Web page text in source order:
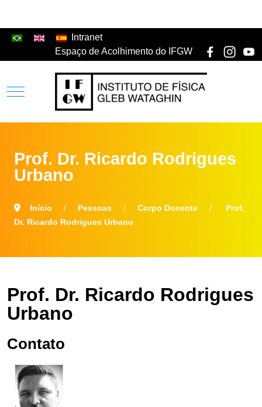
Intranet
Espaço de Acolhimento do IFGW
Prof. Dr. Ricardo Rodrigues
Urbano
Início Pessoas Corpo Docente
Prof.
Dr. Ricardo Rodrigues Urbano
Prof. Dr. Ricardo Rodrigues
Urbano
Contato